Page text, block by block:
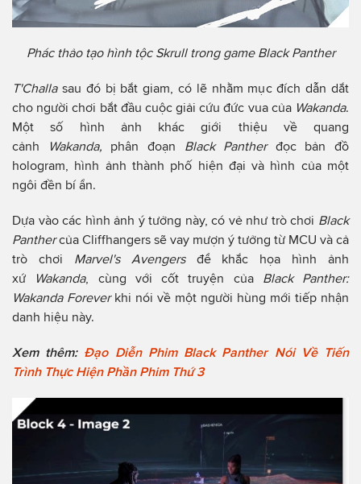
Phác thảo tạo hình tộc Skrull trong game Black Panther
T'Challasau đó bị bắt giam, có lẽ nhằm mục đích dẫn dắt
cho người chơi bắt đầu cuộc giải cứu đức vua của Wakanda.
Một số hình ảnh khác giới thiệu về quang
cảnh
Wakanda, phân đoạn Black Pantherđọc bản đồ
hologram, hình ảnh thành phố hiện đại và hình của một
ngôi đền bí ẩn.
Dựa vào các hình ảnh ý tưởng này, có vẻ như trò chơi Black
Panthercủa Cliffhangers sẽ vay mượn ý tưởng từ MCU và cả
trò chơi Marvel's Avengersđể khắc họa hình ảnh
xứ
Wakanda, cùng với cốt truyện của Black Panther:
Wakanda Forever khi nói về một người hùng mới tiếp nhận
danh hiệu này.
Xem thêm: Đạo Diễn Phim Black Panther Nói Về Tiến
Trình Thực Hiện Phần Phim Thứ 3